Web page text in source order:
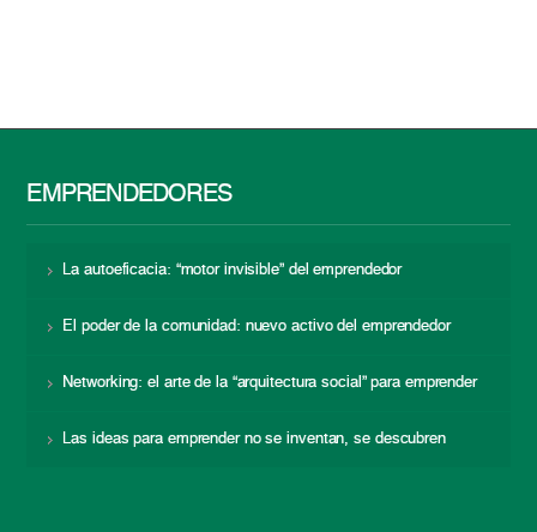
EMPRENDEDORES
La autoeficacia: “motor invisible” del emprendedor
El poder de la comunidad: nuevo activo del emprendedor
Networking: el arte de la “arquitectura social” para emprender
Las ideas para emprender no se inventan, se descubren